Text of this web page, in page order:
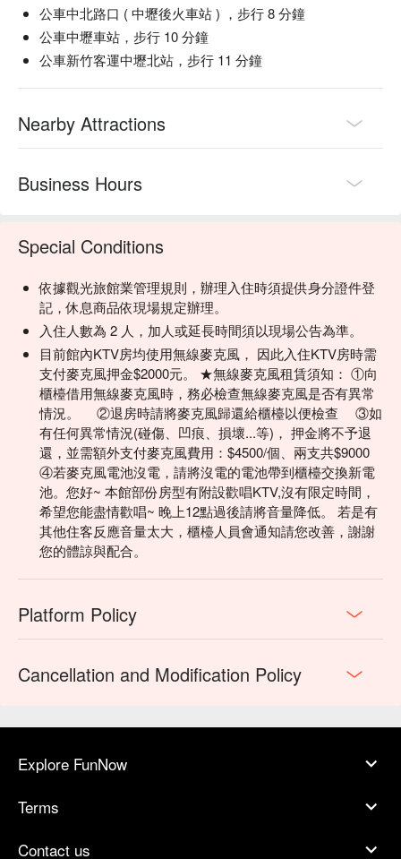
公車中北路口 ( 中壢後火車站 ) ，步行 8 分鐘
公車中壢車站，步行 10 分鐘
公車新竹客運中壢北站，步行 11 分鐘
Nearby Attractions
Business Hours
Special Conditions
依據觀光旅館業管理規則，辦理入住時須提供身分證件登
記，休息商品依現場規定辦理。
入住人數為 2 人，加人或延長時間須以現場公告為準。
目前館內KTV房均使用無線麥克風， 因此入住KTV房時需
支付麥克風押金$2000元。 ★無線麥克風租賃須知： ①向
櫃檯借用無線麥克風時，務必檢查無線麥克風是否有異常
情況。 ②退房時請將麥克風歸還給櫃檯以便檢查 ③如
有任何異常情況(碰傷、凹痕、損壞...等)， 押金將不予退
還，並需額外支付麥克風費用：$4500/個、兩支共$9000
④若麥克風電池沒電，請將沒電的電池帶到櫃檯交換新電
池。您好~ 本館部份房型有附設歡唱KTV,沒有限定時間，
希望您能盡情歡唱~ 晚上12點過後請將音量降低。 若是有
其他住客反應音量太大，櫃檯人員會通知請您改善，謝謝
您的體諒與配合。
Platform Policy
Cancellation and Modification Policy
Explore FunNow
Terms
Contact us